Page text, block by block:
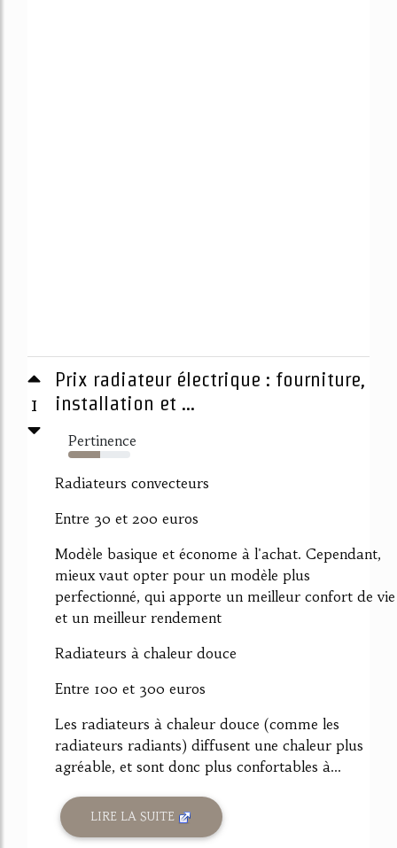
1
Prix radiateur électrique : fourniture,
installation et ...
Pertinence
52%
Radiateurs convecteurs
Entre 30 et 200 euros
Modèle basique et économe à l'achat. Cependant,
mieux vaut opter pour un modèle plus
perfectionné, qui apporte un meilleur confort de vie
et un meilleur rendement
Radiateurs à chaleur douce
Entre 100 et 300 euros
Les radiateurs à chaleur douce (comme les
radiateurs radiants) diffusent une chaleur plus
agréable, et sont donc plus confortables à...
LIRE LA SUITE